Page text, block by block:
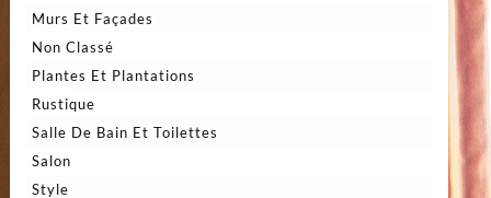
Murs Et Façades
Non Classé
Plantes Et Plantations
Rustique
Salle De Bain Et Toilettes
Salon
Style